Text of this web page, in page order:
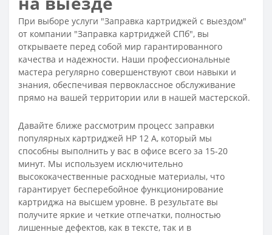
При выборе услуги "Заправка картриджей с выездом"
от компании "Заправка картриджей СПб", вы
открываете перед собой мир гарантированного
качества и надежности. Наши профессиональные
мастера регулярно совершенствуют свои навыки и
знания, обеспечивая первоклассное обслуживание
прямо на вашей территории или в нашей мастерской.
Давайте ближе рассмотрим процесс заправки
популярных картриджей HP 12 A, который мы
способны выполнить у вас в офисе всего за 15-20
минут. Мы используем исключительно
высококачественные расходные материалы, что
гарантирует бесперебойное функционирование
картриджа на высшем уровне. В результате вы
получите яркие и четкие отпечатки, полностью
лишенные дефектов, как в тексте, так и в